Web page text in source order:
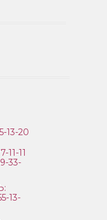
13-20
11-11
33-
13-